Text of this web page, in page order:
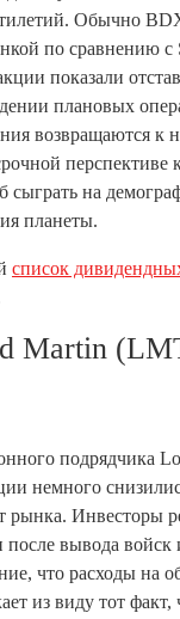
Обычно
по сравнению с
показали
плановых
возвращаются к
перспективе
сыграть на
планеты.
список
Martin
подрядчика
немного
рынка. Инвесторы
вывода войск
что расходы на
из виду тот